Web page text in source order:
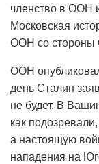
членство в ООН
Московская
ООН со
ООН
день Сталин
не будет. В
как
а настоящую
нападения на